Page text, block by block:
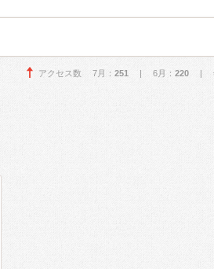
アクセス数 7月： 251 | 6月： 220 | 年